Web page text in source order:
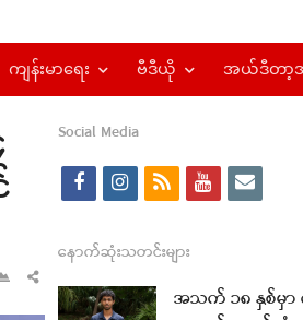
ကျန်းမာရေး ဗီဒီယို အယ်ဒီတာ့
Share
this
Social Media
f
c
e
i
s
t
r
s
y
t
e
နောက်ဆုံးသတင်းများ
အသက် ၁၈ နှစ်မှာ